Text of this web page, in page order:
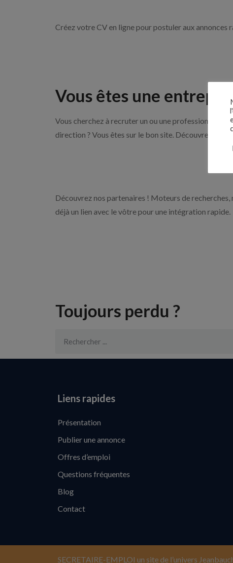
Créez votre CV en ligne pour postuler aux annonces
Vous êtes une
Vous cherchez à recruter un ou une professionnelle
direction ? Vous êtes sur le bon site. Découvrez nos
Découvrez nos partenaires ! Moteurs de
déjà un lien avec le vôtre pour une intégration rapide.
Toujours perdu ?
Liens rapides
Présentation
Publier une annonce
Offres d’emploi
Questions fréquentes
Blog
Contact
SECRETAIRE-EMPLOI un site de l’univers